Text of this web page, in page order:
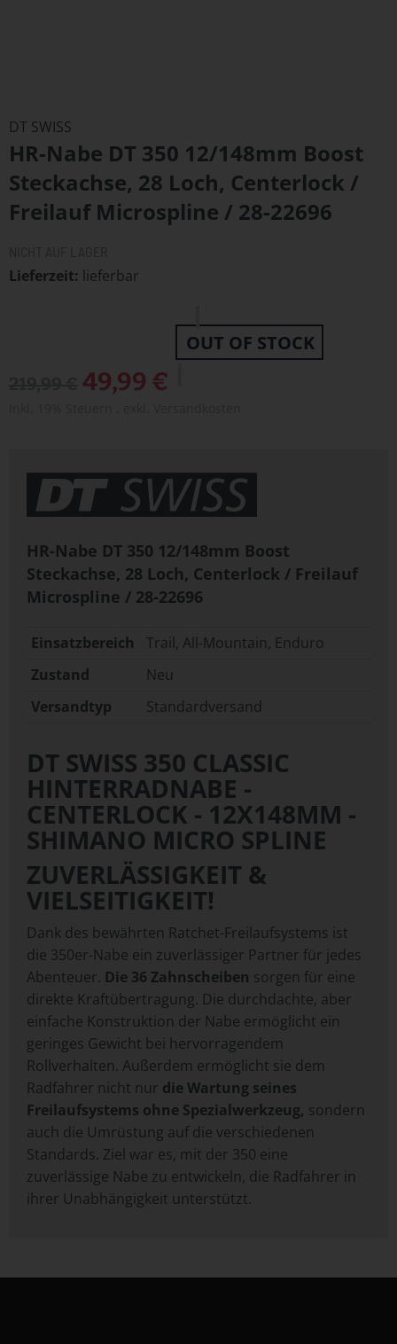
der
Bildergalerie
springen
DT SWISS
HR-Nabe DT 350 12/148mm Boost
Steckachse, 28 Loch, Centerlock /
Freilauf Microspline / 28-22696
Lieferzeit lieferbar
Sonderangebot
49,99 €
OUT OF STOCK
HR-Nabe DT 350 12/148mm Boost
Steckachse, 28 Loch, Centerlock / Freilauf
Microspline / 28-22696
Einsatzbereich
Trail, All-Mountain, Enduro
Zustand
Neu
Versandtyp
Standardversand
DT SWISS 350 CLASSIC
HINTERRADNABE -
CENTERLOCK - 12X148MM -
SHIMANO MICRO SPLINE
ZUVERLÄSSIGKEIT &
VIELSEITIGKEIT!
Dank des bewährten Ratchet-Freilaufsystems ist
die 350er-Nabe ein zuverlässiger Partner für jedes
Abenteuer. Die 36 Zahnscheiben sorgen für eine
direkte Kraftübertragung. Die durchdachte, aber
einfache Konstruktion der Nabe ermöglicht ein
geringes Gewicht bei hervorragendem
Rollverhalten. Außerdem ermöglicht sie dem
Radfahrer nicht nur die Wartung seines
Freilaufsystems ohne Spezialwerkzeug, sondern
auch die Umrüstung auf die verschiedenen
Standards. Ziel war es, mit der 350 eine
zuverlässige Nabe zu entwickeln, die Radfahrer in
ihrer Unabhängigkeit unterstützt.